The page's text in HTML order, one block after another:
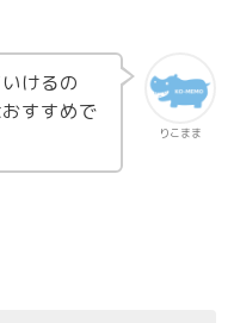
りこまま
けるの
すすめで